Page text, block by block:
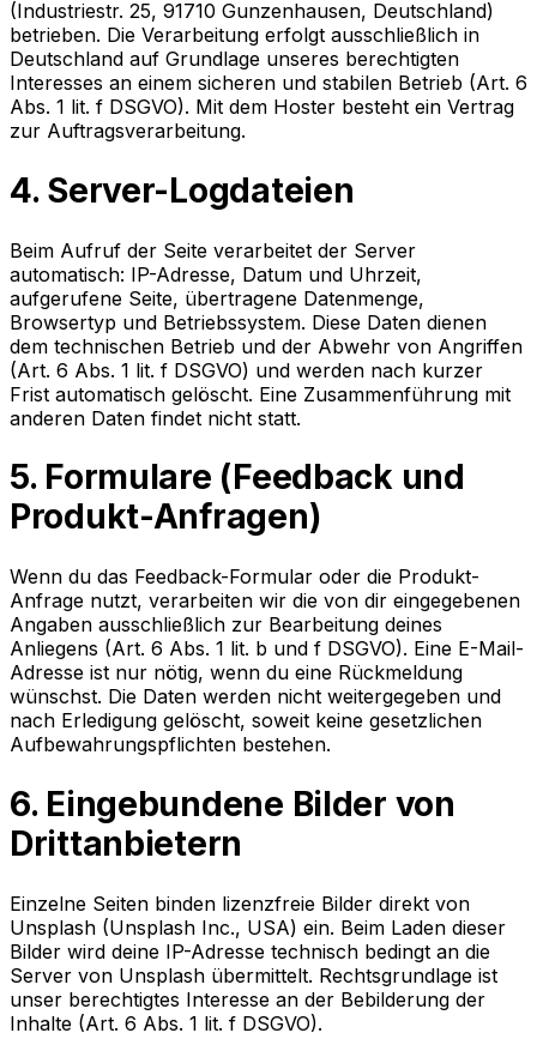
(Industriestr. 25, 91710 Gunzenhausen, Deutschland)
betrieben. Die Verarbeitung erfolgt ausschließlich in
Deutschland auf Grundlage unseres berechtigten
Interesses an einem sicheren und stabilen Betrieb (Art. 6
Abs. 1 lit. f DSGVO). Mit dem Hoster besteht ein Vertrag
zur Auftragsverarbeitung.
4. Server-Logdateien
Beim Aufruf der Seite verarbeitet der Server
automatisch: IP-Adresse, Datum und Uhrzeit,
aufgerufene Seite, übertragene Datenmenge,
Browsertyp und Betriebssystem. Diese Daten dienen
dem technischen Betrieb und der Abwehr von Angriffen
(Art. 6 Abs. 1 lit. f DSGVO) und werden nach kurzer
Frist automatisch gelöscht. Eine Zusammenführung mit
anderen Daten findet nicht statt.
5. Formulare (Feedback und
Produkt-Anfragen)
Wenn du das Feedback-Formular oder die Produkt-
Anfrage nutzt, verarbeiten wir die von dir eingegebenen
Angaben ausschließlich zur Bearbeitung deines
Anliegens (Art. 6 Abs. 1 lit. b und f DSGVO). Eine E-Mail-
Adresse ist nur nötig, wenn du eine Rückmeldung
wünschst. Die Daten werden nicht weitergegeben und
nach Erledigung gelöscht, soweit keine gesetzlichen
Aufbewahrungspflichten bestehen.
6. Eingebundene Bilder von
Drittanbietern
Einzelne Seiten binden lizenzfreie Bilder direkt von
Unsplash (Unsplash Inc., USA) ein. Beim Laden dieser
Bilder wird deine IP-Adresse technisch bedingt an die
Server von Unsplash übermittelt. Rechtsgrundlage ist
unser berechtigtes Interesse an der Bebilderung der
Inhalte (Art. 6 Abs. 1 lit. f DSGVO).